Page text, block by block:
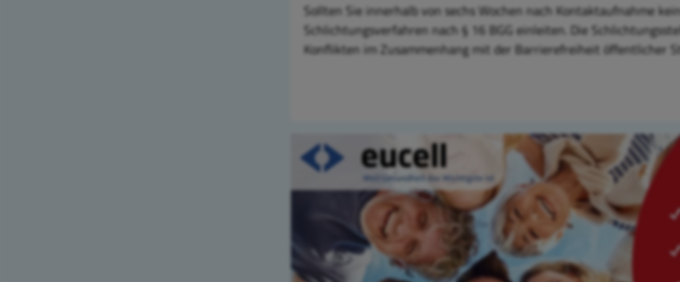
Sollten Sie innerhalb von sechs Wochen nach Kontaktaufnahme
Schlichtungsverfahren nach § 16 BGG einleiten. Die
Konflikten im Zusammenhang mit der Barrierefreiheit öffentlicher